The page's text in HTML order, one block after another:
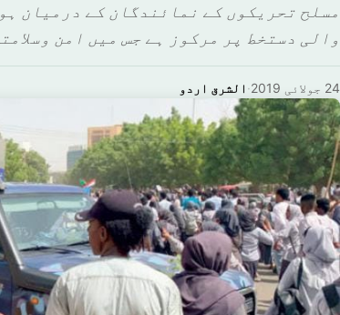
مسلح تحریکوں کے نمائندگان کے درمیان
والی دستخط پر مرکوز ہے جس میں امن
الشرق اردو · 24 جولائی 2019